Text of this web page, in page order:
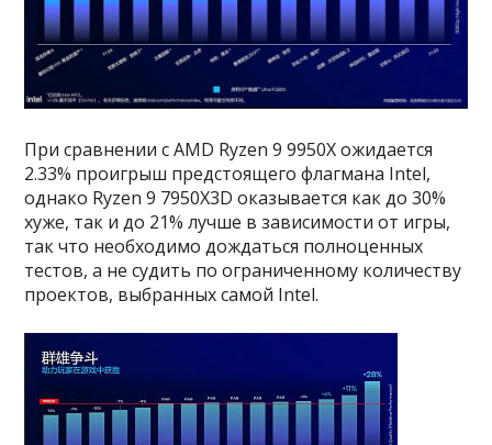
При сравнении с AMD Ryzen 9 9950X ожидается
2.33% проигрыш предстоящего флагмана Intel,
однако Ryzen 9 7950X3D оказывается как до 30%
хуже, так и до 21% лучше в зависимости от игры,
так что необходимо дождаться полноценных
тестов, а не судить по ограниченному количеству
проектов, выбранных самой Intel.